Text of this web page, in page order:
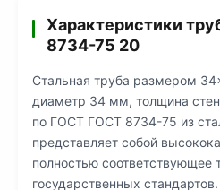
Характеристики
8734-75 20
Стальная труба размером
диаметр 34 мм, толщина
по ГОСТ ГОСТ 8734-75 из
представляет собой
полностью соответствующее
государственных